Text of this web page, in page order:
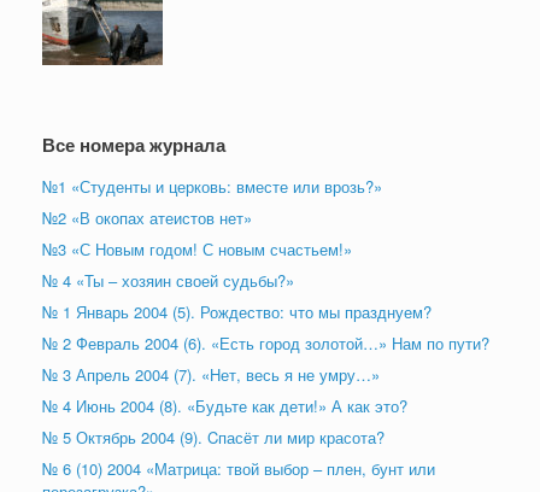
Все номера журнала
№1 «Студенты и церковь: вместе или врозь?»
№2 «В окопах атеистов нет»
№3 «С Новым годом! С новым счастьем!»
№ 4 «Ты – хозяин своей судьбы?»
№ 1 Январь 2004 (5). Рождество: что мы празднуем?
№ 2 Февраль 2004 (6). «Есть город золотой…» Нам по пути?
№ 3 Апрель 2004 (7). «Нет, весь я не умру…»
№ 4 Июнь 2004 (8). «Будьте как дети!» А как это?
№ 5 Октябрь 2004 (9). Cпасёт ли мир красота?
№ 6 (10) 2004 «Матрица: твой выбор – плен, бунт или